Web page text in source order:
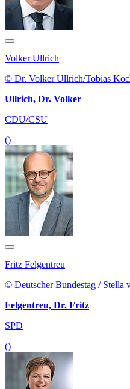
Volker Ullrich
© Dr. Volker Ullrich/Tobias
Ullrich, Dr. Volker
CDU/CSU
()
Fritz Felgentreu
© Deutscher Bundestag / Stella
Felgentreu, Dr. Fritz
SPD
()